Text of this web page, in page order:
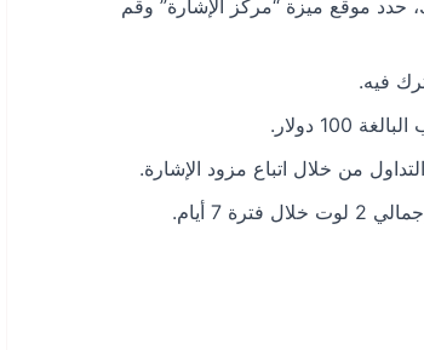
حدد موقع ميزة “مركز الإشارة” وقم
فيه.
دولار.
من خلال اتباع مزود الإشارة.
7 أيام.